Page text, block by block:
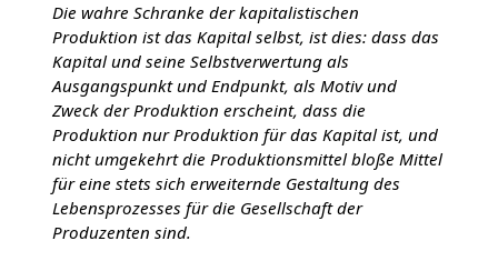
Die wahre Schranke der kapitalistischen
Produktion ist das Kapital selbst, ist dies: dass das
Kapital und seine Selbstverwertung als
Ausgangspunkt und Endpunkt, als Motiv und
Zweck der Produktion erscheint, dass die
Produktion nur Produktion für das Kapital ist, und
nicht umgekehrt die Produktionsmittel bloße Mittel
für eine stets sich erweiternde Gestaltung des
Lebensprozesses für die Gesellschaft der
Produzenten sind.